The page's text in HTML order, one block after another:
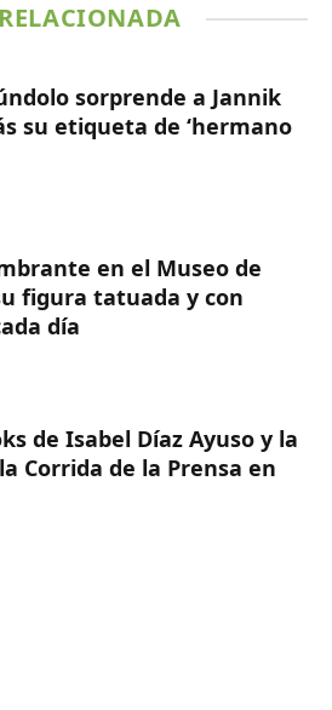
sorprende a Jannik
su etiqueta de ‘hermano
en el Museo de
figura tatuada y con
día
de Isabel Díaz Ayuso y la
Corrida de la Prensa en